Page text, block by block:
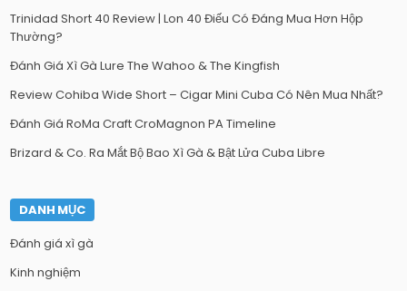
Trinidad Short 40 Review | Lon 40 Điếu Có Đáng Mua Hơn Hộp
Thường?
Đánh Giá Xì Gà Lure The Wahoo & The Kingfish
Review Cohiba Wide Short – Cigar Mini Cuba Có Nên Mua Nhất?
Đánh Giá RoMa Craft CroMagnon PA Timeline
Brizard & Co. Ra Mắt Bộ Bao Xì Gà & Bật Lửa Cuba Libre
DANH MỤC
Đánh giá xì gà
Kinh nghiệm